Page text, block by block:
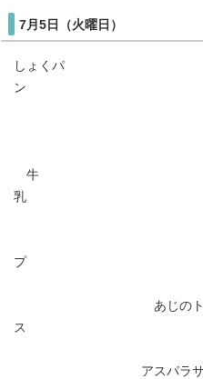
7月5日（火曜日）
しょくパ
牛
かぼち
あじのトマト
アスパラサラダ（ご